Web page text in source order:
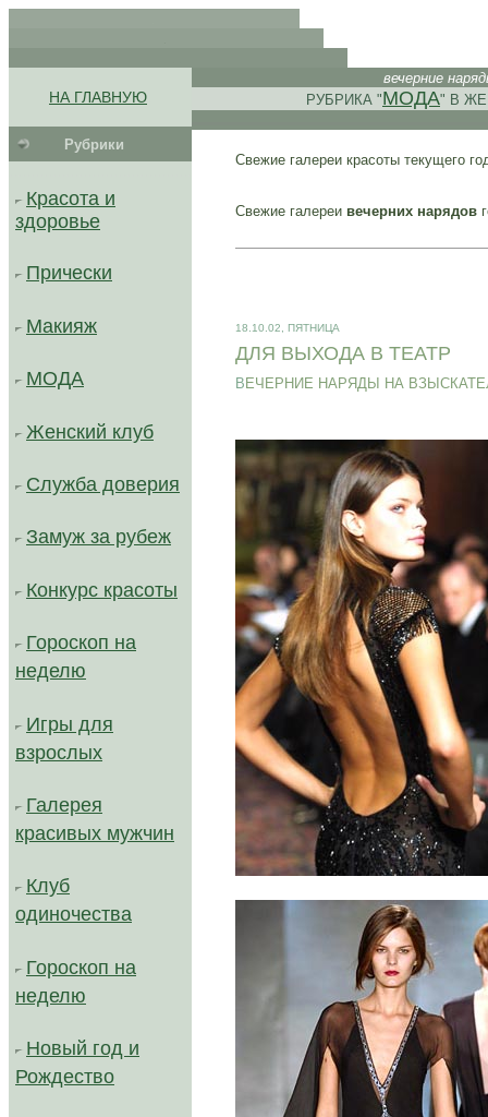
НА ГЛАВНУЮ
Рубрики
Красота и
здоровье
Прически
Макияж
МОДА
Женский клуб
Служба доверия
Замуж за рубеж
Конкурс красоты
Гороскоп на
неделю
Игры для
взрослых
Галерея
красивых мужчин
Клуб
одиночества
Гороскоп на
неделю
Новый год и
Рождество
вечерние
РУБРИКА "МОДА" В
Свежие галереи красоты текущего
Свежие галереи вечерних нарядов
18.10.02, ПЯТНИЦА
ДЛЯ ВЫХОДА В ТЕАТР
В ЕЧЕРНИЕ НАРЯДЫ НА